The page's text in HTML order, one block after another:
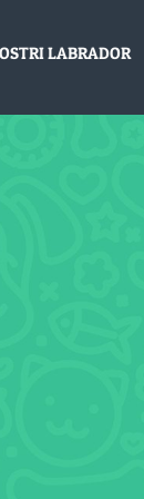
LABRADOR